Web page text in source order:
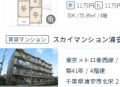
敷 11万円 礼 11万
3DK /55.89㎡ /4階
賃貸マンション スカイマンション浦
東京メトロ東西線
築41年 /4階建
千葉県浦安市北栄